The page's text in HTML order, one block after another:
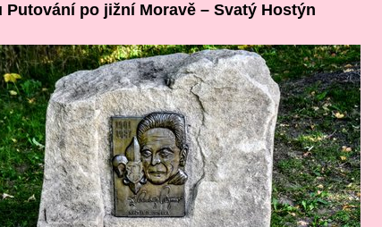
Putování po jižní Moravě – Svatý Hostýn